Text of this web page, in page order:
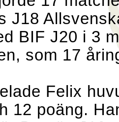
J18
BIF J20 i 3
som 17
Felix
12 poäng.